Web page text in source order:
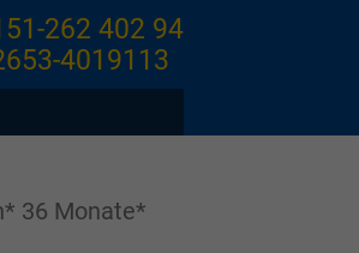
262 402 94
4019113
36 Monate*